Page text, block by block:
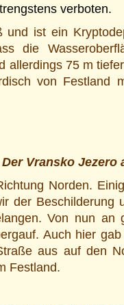
verboten.
und ist ein
die
allerdings 75 m
von Festland
Vransko Jezero
Norden.
der Beschilderung
Von nun an
Auch hier
aus auf den
Festland.